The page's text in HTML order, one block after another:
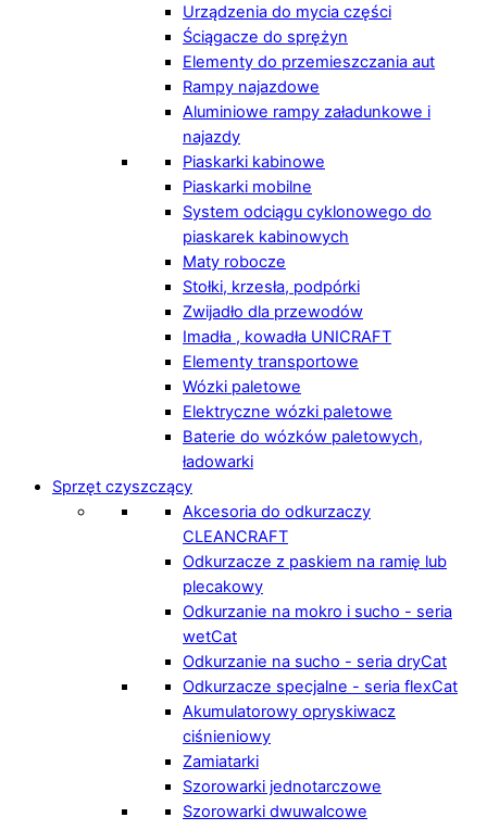
Urządzenia do mycia części
Ściągacze do sprężyn
Elementy do przemieszczania aut
Rampy najazdowe
Aluminiowe rampy załadunkowe i
najazdy
Piaskarki kabinowe
Piaskarki mobilne
System odciągu cyklonowego do
piaskarek kabinowych
Maty robocze
Stołki, krzesła, podpórki
Zwijadło dla przewodów
Imadła , kowadła UNICRAFT
Elementy transportowe
Wózki paletowe
Elektryczne wózki paletowe
Baterie do wózków paletowych,
ładowarki
Sprzęt czyszczący
Akcesoria do odkurzaczy
CLEANCRAFT
Odkurzacze z paskiem na ramię lub
plecakowy
Odkurzanie na mokro i sucho - seria
wetCat
Odkurzanie na sucho - seria dryCat
Odkurzacze specjalne - seria flexCat
Akumulatorowy opryskiwacz
ciśnieniowy
Zamiatarki
Szorowarki jednotarczowe
Szorowarki dwuwalcowe